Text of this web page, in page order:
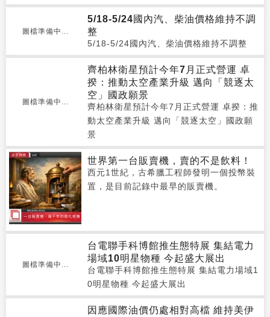
圖檔準備中...
5/18-5/24國內汽、柴油價格維持不調
整
5/18-5/24國內汽、柴油價格維持不調整
圖檔準備中...
齊柏林衛星預計今年7月正式營運 卓
揆：推動太空產業升級 邁向「競逐太
空」國政願景
齊柏林衛星預計今年7月正式營運 卓揆：推
動太空產業升級 邁向「競逐太空」國政願
景
世界第一台販賣機，賣的不是飲料！
西元1世紀，古希臘工程師發明一個投幣裝
置，是目前記錄中最早的販賣機。
圖檔準備中...
台電聯手科博館推生態特展 集結電力
場域10明星物種 今起盛大展出
台電聯手科博館推生態特展 集結電力場域1
0明星物種 今起盛大展出
因應國際油價仍處相對高檔 維持美伊